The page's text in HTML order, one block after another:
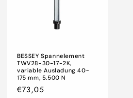
BESSEY Spannelement
TWV28-30-17-2K,
variable Ausladung 40-
175 mm, 5.500 N
Normaler
€73,05